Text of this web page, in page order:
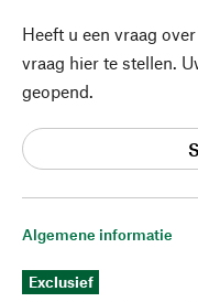
Algemene informatie
Exclusief
Heeft u een vraag
vraag hier te stellen.
geopend.